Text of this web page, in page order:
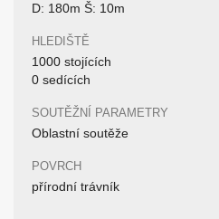
D: 180m Š: 10m
HLEDIŠTĚ
1000 stojících
0 sedících
SOUTĚŽNÍ PARAMETRY
Oblastní soutěže
POVRCH
přírodní trávník